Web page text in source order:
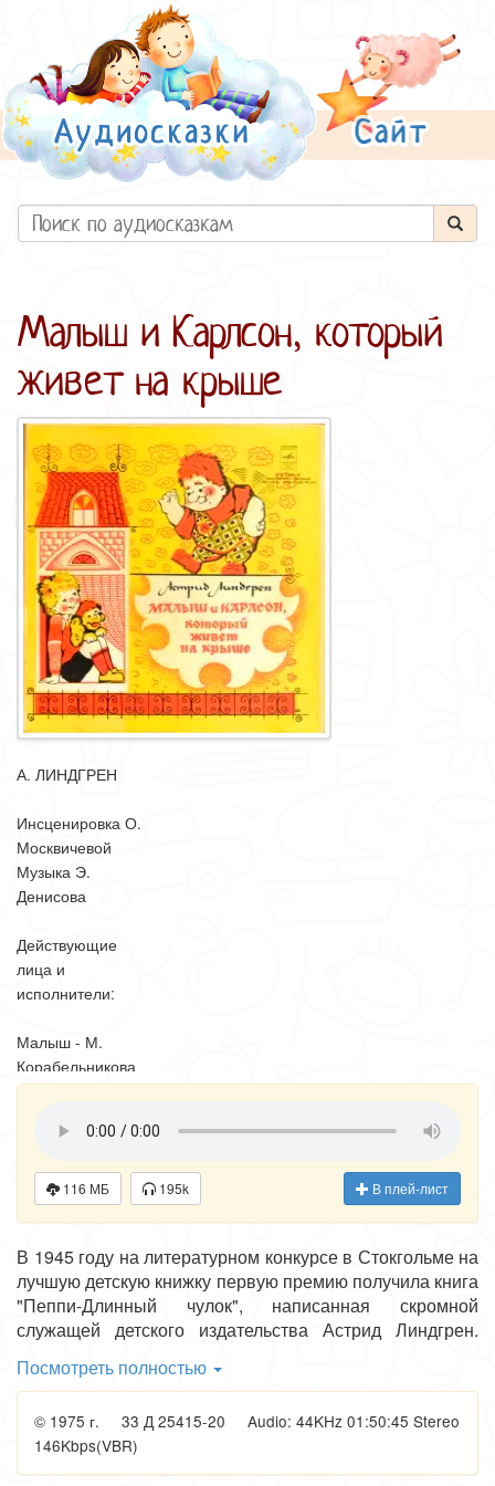
Малыш и Карлсон, который
живет на крыше
А. ЛИНДГРЕН
Инсценировка О.
Москвичевой
Музыка Э.
Денисова
Действующие
лица и
исполнители:
Малыш - М.
Корабельникова
Отец - В.
Мать - Н.
Боссе - И.
Потоцкая
Бокарева
Карлсон - Н.
Литвинов
Кристер - 3.
Бокарева
Гунилла - Н.
Ребенок - Ю.
Хржановский
От автора - Н.
116 МБ 195k В плей-лист
В 1945 году на литературном конкурсе в Стокгольме на
лучшую детскую книжку первую премию получила книга
"Пеппи-Длинный чулок", написанная скромной
служащей детского издательства Астрид Линдгрен.
писательницы несколько необычна. В марте 1944 года
в сильную гололедицу Астрид Линдгрен упала и
повредила ногу. Вынужденное пребывание в четырех
стенах заставило ее взяться за перо. Первоначально
книга была задумана как подарок дочери.
Посмотреть полностью
© 1975 г. 33 Д 25415-20 Audio: 44KHz 01:50:45 Stereo
146Kbps(VBR)